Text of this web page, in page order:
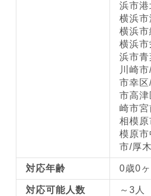
浜市
横浜
横浜
横浜
浜市
川崎
市幸
市高津
崎市
相模
模原
市/厚
対応年齢 0歳0
対応可能人数 ～3人